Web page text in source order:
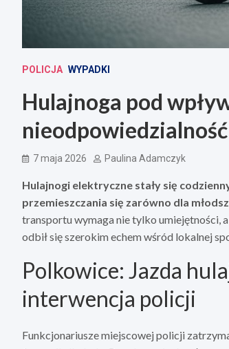
POLICJA WYPADKI
Hulajnoga pod
7 maja 2026 Paulina Adamczyk
Hulajnogi elektryczne stały się
przemieszczania się zarówno dla
transportu wymaga nie tylko umiejętności,
odbił się szerokim echem wśród lokalnej
Polkowice: Jazda
interwencja policji
Funkcjonariusze miejscowej policji